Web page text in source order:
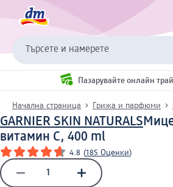
Търсете и намерете
Пазарувайте онлайн
Начална страница Грижа и парфюми
GARNIER SKIN NATURALS
витамин C, 400 ml
4.8 (185 Оценки)